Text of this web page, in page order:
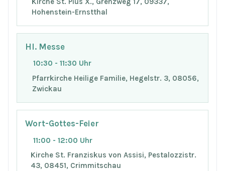
Hohenstein-Ernstthal
Hl. Messe
10:30 - 11:30 Uhr
Pfarrkirche Heilige Familie, Hegelstr. 3, 08056,
Zwickau
Wort-Gottes-Feier
11:00 - 12:00 Uhr
Kirche St. Franziskus von Assisi, Pestalozzistr.
43, 08451, Crimmitschau